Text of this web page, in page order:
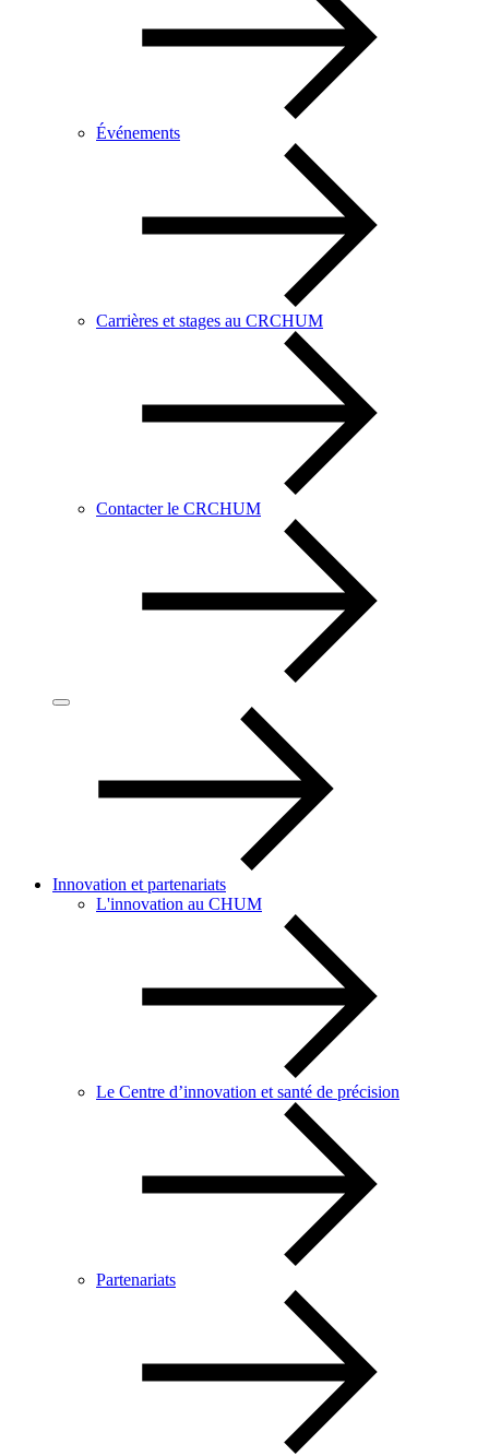
Événements
Carrières et stages au CRCHUM
Contacter le CRCHUM
Innovation et partenariats
L'innovation au CHUM
Le Centre d’innovation et santé de précision
Partenariats